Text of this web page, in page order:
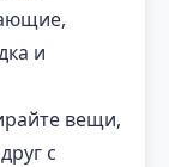
и
вещи,
с